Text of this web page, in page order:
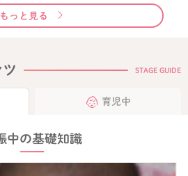
もっと見る
STAGE GUIDE
育児中
中の基礎知識